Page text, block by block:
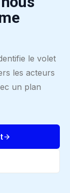
le volet
les acteurs
un plan